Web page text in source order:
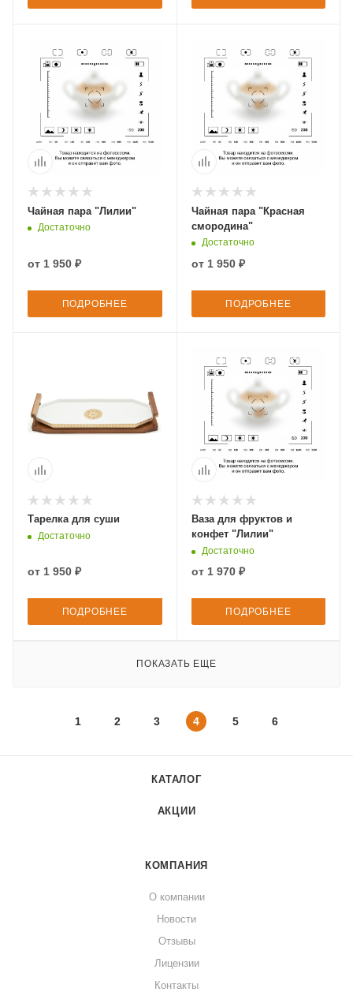
Чайная пара "Лилии"
Достаточно
от 1 950 ₽
ПОДРОБНЕЕ
Чайная пара "Красная
смородина"
Достаточно
от 1 950 ₽
ПОДРОБНЕЕ
Тарелка для суши
Достаточно
от 1 950 ₽
ПОДРОБНЕЕ
Ваза для фруктов и
конфет "Лилии"
Достаточно
от 1 970 ₽
ПОДРОБНЕЕ
ПОКАЗАТЬ ЕЩЕ
1 2 3 4 5 6
КАТАЛОГ
АКЦИИ
КОМПАНИЯ
О компании
Новости
Отзывы
Лицензии
Контакты